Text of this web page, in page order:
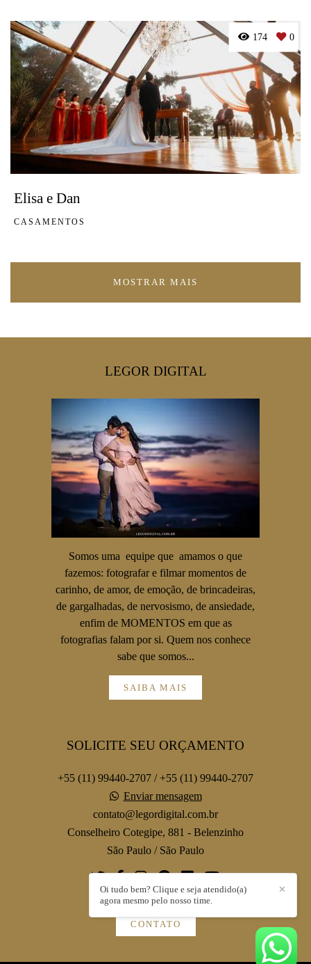
Elisa e Dan
CASAMENTOS
174 0
MOSTRAR MAIS
LEGOR DIGITAL
Somos uma equipe que amamos o que
fazemos: fotografar e filmar momentos de
carinho, de amor, de emoção, de brincadeiras,
de gargalhadas, de nervosismo, de ansiedade,
enfim de MOMENTOS em que as
fotografias falam por si. Quem nos conhece
sabe que somos...
SAIBA MAIS
SOLICITE SEU ORÇAMENTO
+55 (11) 99440-2707 / +55 (11) 99440-2707
Enviar mensagem
contato@legordigital.com.br
Conselheiro Cotegipe, 881 - Belenzinho
São Paulo / São Paulo
CONTATO
✕
Oi tudo bem? Clique e seja atendido(a)
agora mesmo pelo nosso time.